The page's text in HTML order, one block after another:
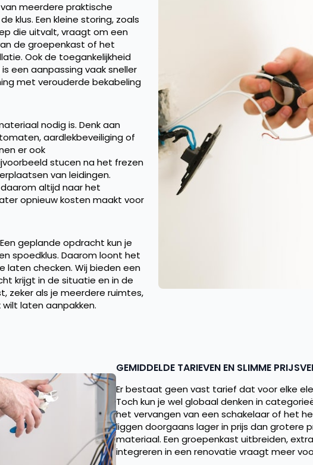
meerdere praktische
klus. Een kleine storing, zoals
die uitvalt, vraagt om een
de groepenkast of het
Ook de toegankelijkheid
een aanpassing vaak sneller
met verouderde bekabeling
nodig is. Denk aan
aardlekbeveiliging of
er ook
stucen na het frezen
van leidingen.
altijd naar het
opnieuw kosten maakt voor
geplande opdracht kun je
spoedklus. Daarom loont het
laten checken. Wij bieden een
krijgt in de situatie en in de
zeker als je meerdere ruimtes,
laten aanpakken.
GEMIDDELDE TARIEVEN EN SLIMME
Er bestaat geen vast tarief dat voor elke
Toch kun je wel globaal denken in
het vervangen van een schakelaar of het
liggen doorgaans lager in prijs dan grotere
materiaal. Een groepenkast uitbreiden,
integreren in een renovatie vraagt meer